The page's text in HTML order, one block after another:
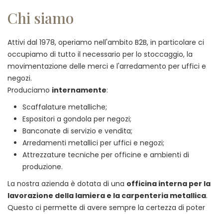
Chi siamo
Attivi dal 1978, operiamo nell'ambito B2B, in particolare ci
occupiamo di tutto il necessario per lo stoccaggio, la
movimentazione delle merci e l'arredamento per uffici e
negozi.
Produciamo internamente:
Scaffalature metalliche;
Espositori a gondola per negozi;
Banconate di servizio e vendita;
Arredamenti metallici per uffici e negozi;
Attrezzature tecniche per officine e ambienti di
produzione.
La nostra azienda è dotata di una officina interna per la
lavorazione della lamiera e la carpenteria metallica.
Questo ci permette di avere sempre la certezza di poter